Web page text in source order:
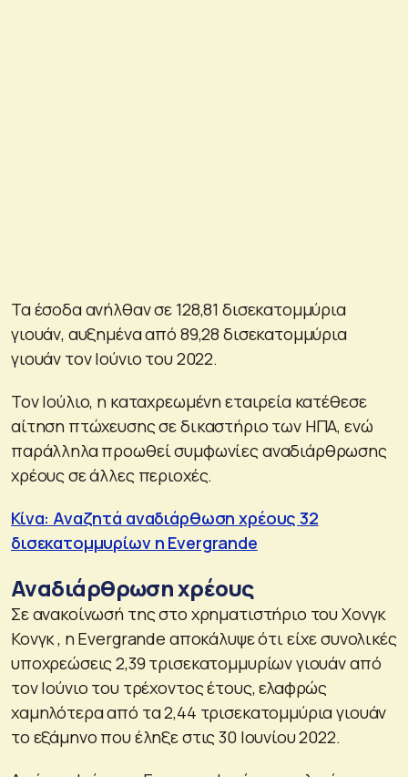
Τα έσοδα ανήλθαν σε 128,81 δισεκατομμύρια
γιουάν, αυξημένα από 89,28 δισεκατομμύρια
γιουάν τον Ιούνιο του 2022.
Τον Ιούλιο, η καταχρεωμένη εταιρεία κατέθεσε
αίτηση πτώχευσης σε δικαστήριο των ΗΠΑ, ενώ
παράλληλα προωθεί συμφωνίες αναδιάρθρωσης
χρέους σε άλλες περιοχές.
Κίνα: Αναζητά αναδιάρθωση χρέους 32
δισεκατομμυρίων η Evergrande
Αναδιάρθρωση χρέους
Σε ανακοίνωσή της στο χρηματιστήριο του Χονγκ
Κονγκ , η Evergrande αποκάλυψε ότι είχε συνολικές
υποχρεώσεις 2,39 τρισεκατομμυρίων γιουάν από
τον Ιούνιο του τρέχοντος έτους, ελαφρώς
χαμηλότερα από τα 2,44 τρισεκατομμύρια γιουάν
το εξάμηνο που έληξε στις 30 Ιουνίου 2022.